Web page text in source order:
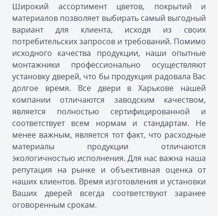
Широкий ассортимент цветов, покрытий и
материалов позволяет выбирать самый выгодный
вариант для клиента, исходя из своих
потребительских запросов и требований. Помимо
исходного качества продукции, наши опытные
монтажники профессионально осуществляют
установку дверей, что бы продукция радовала Вас
долгое время. Все двери в Харькове нашей
компании отличаются заводским качеством,
является полностью сертифицированной и
соответствует всем нормам и стандартам. Не
менее важным, является тот факт, что расходные
материалы продукции отличаются
экологичностью исполнения. Для нас важна наша
репутация на рынке и объективная оценка от
наших клиентов. Время изготовления и установки
Ваших дверей всегда соответствуют заранее
оговоренным срокам.